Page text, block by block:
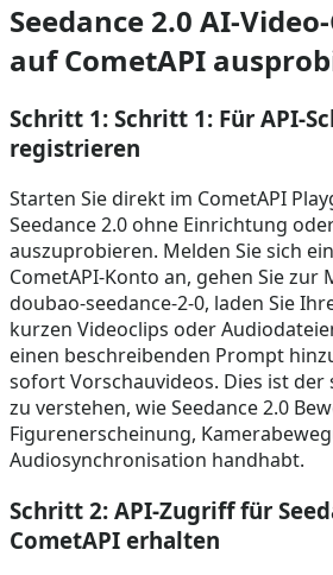
Seedance 2.0 AI-
auf CometAPI
Schritt 1: Schritt 1: Für API-
registrieren
Starten Sie direkt im CometAPI
Seedance 2.0 ohne Einrichtung
auszuprobieren. Melden Sie sich
CometAPI-Konto an, gehen Sie zur
doubao-seedance-2-0, laden Sie
kurzen Videoclips oder
einen beschreibenden Prompt
sofort Vorschauvideos. Dies ist der
zu verstehen, wie Seedance 2.0
Figurenerscheinung,
Audiosynchronisation handhabt.
Schritt 2: API-Zugriff für
CometAPI erhalten